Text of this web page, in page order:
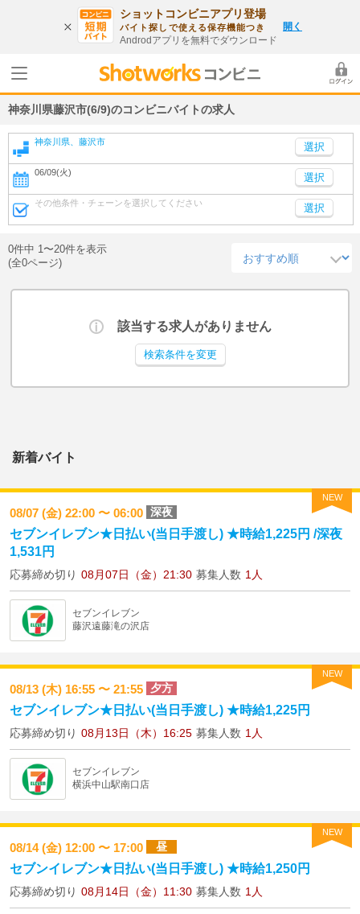
ショットコンビニアプリ登場
バイト探しで使える保存機能つき
Androdアプリを無料でダウンロード
開く
神奈川県藤沢市(6/9)のコンビニバイトの求人
神奈川県、藤沢市
06/09(火) 選択
その他条件・チェーンを選択してください 選択
0件中 1〜20件を表示
(全0ページ)
該当する求人がありません
検索条件を変更
新着バイト
NEW
08/07 (金) 22:00 〜 06:00 深夜
セブンイレブン★日払い(当日手渡し) ★時給1,225円 /深夜
1,531円
応募締め切り 08月07日（金）21:30 募集人数 1人
セブンイレブン
藤沢遠藤滝の沢店
NEW
08/13 (木) 16:55 〜 21:55 夕方
セブンイレブン★日払い(当日手渡し) ★時給1,225円
応募締め切り 08月13日（木）16:25 募集人数 1人
セブンイレブン
横浜中山駅南口店
NEW
08/14 (金) 12:00 〜 17:00 昼
セブンイレブン★日払い(当日手渡し) ★時給1,250円
応募締め切り 08月14日（金）11:30 募集人数 1人